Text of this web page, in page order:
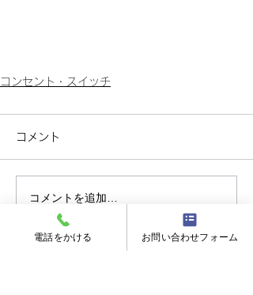
コンセント・スイッチ
コメント
コメントを追加…
電話をかける お問い合わせフォーム